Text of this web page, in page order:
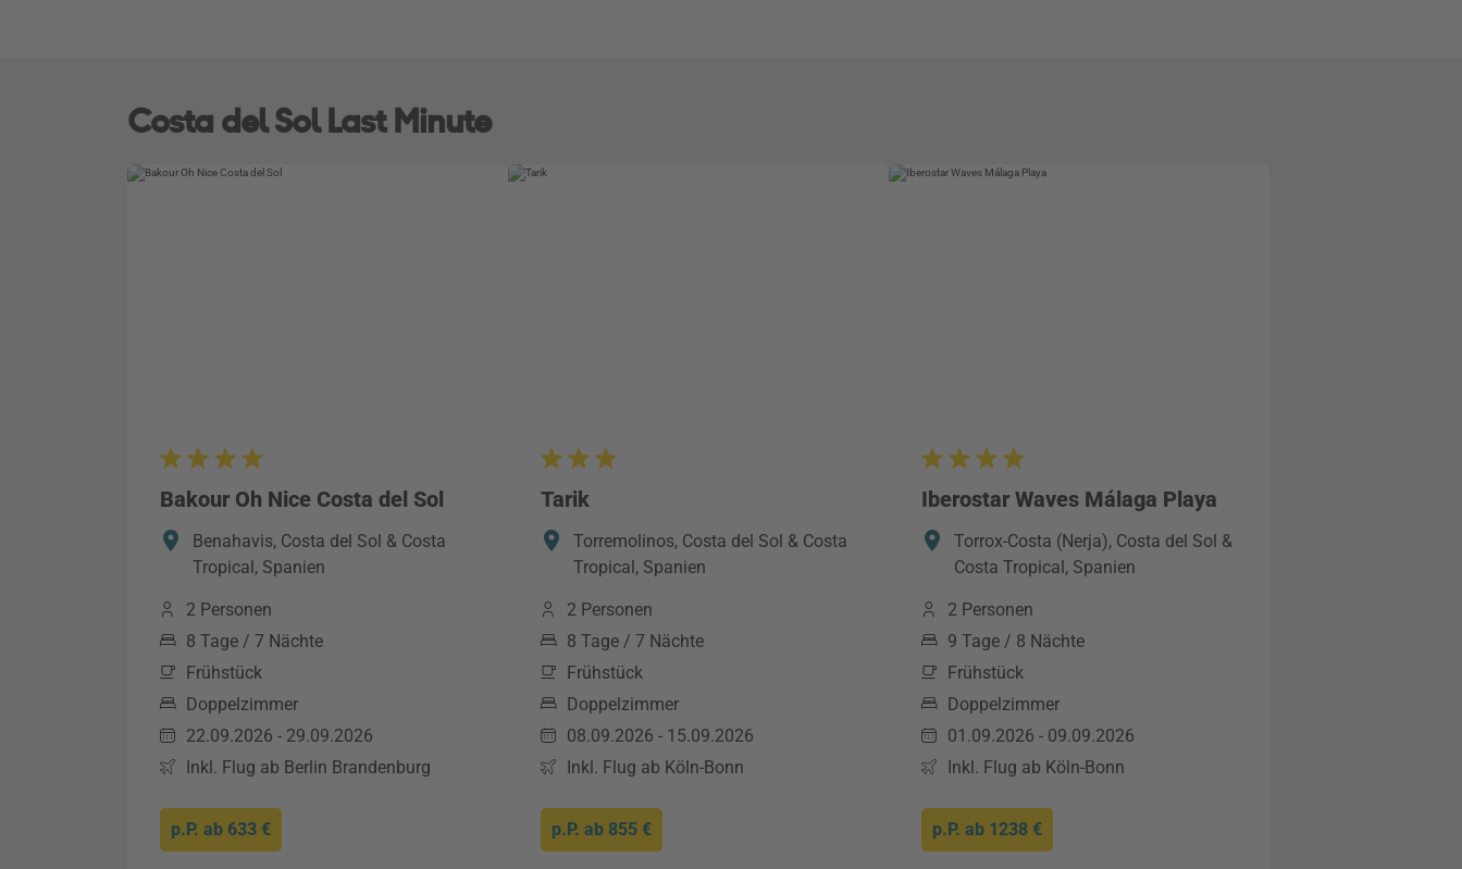
Costa del Sol Last Minute
Bakour Oh Nice Costa del Sol
Benahavis, Costa del Sol & Costa
Tropical, Spanien
2 Personen
8 Tage / 7 Nächte
Frühstück
Doppelzimmer
22.09.2026 - 29.09.2026
Inkl. Flug ab Berlin Brandenburg
p.P. ab 633 €
Tarik
Torremolinos, Costa del Sol & Costa
Tropical, Spanien
2 Personen
8 Tage / 7 Nächte
Frühstück
Doppelzimmer
08.09.2026 - 15.09.2026
Inkl. Flug ab Köln-Bonn
p.P. ab 855 €
Iberostar Waves Málaga Playa
Torrox-Costa (Nerja), Costa del Sol &
Costa Tropical, Spanien
2 Personen
9 Tage / 8 Nächte
Frühstück
Doppelzimmer
01.09.2026 - 09.09.2026
Inkl. Flug ab Köln-Bonn
p.P. ab 1238 €